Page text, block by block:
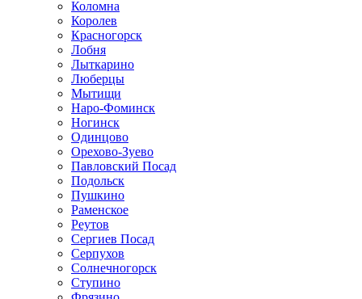
Коломна
Королев
Красногорск
Лобня
Лыткарино
Люберцы
Мытищи
Наро-Фоминск
Ногинск
Одинцово
Орехово-Зуево
Павловский Посад
Подольск
Пушкино
Раменское
Реутов
Сергиев Посад
Серпухов
Солнечногорск
Ступино